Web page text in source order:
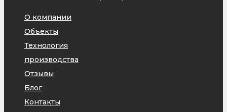
О компании
Объекты
Технология
производства
Отзывы
Блог
Контакты